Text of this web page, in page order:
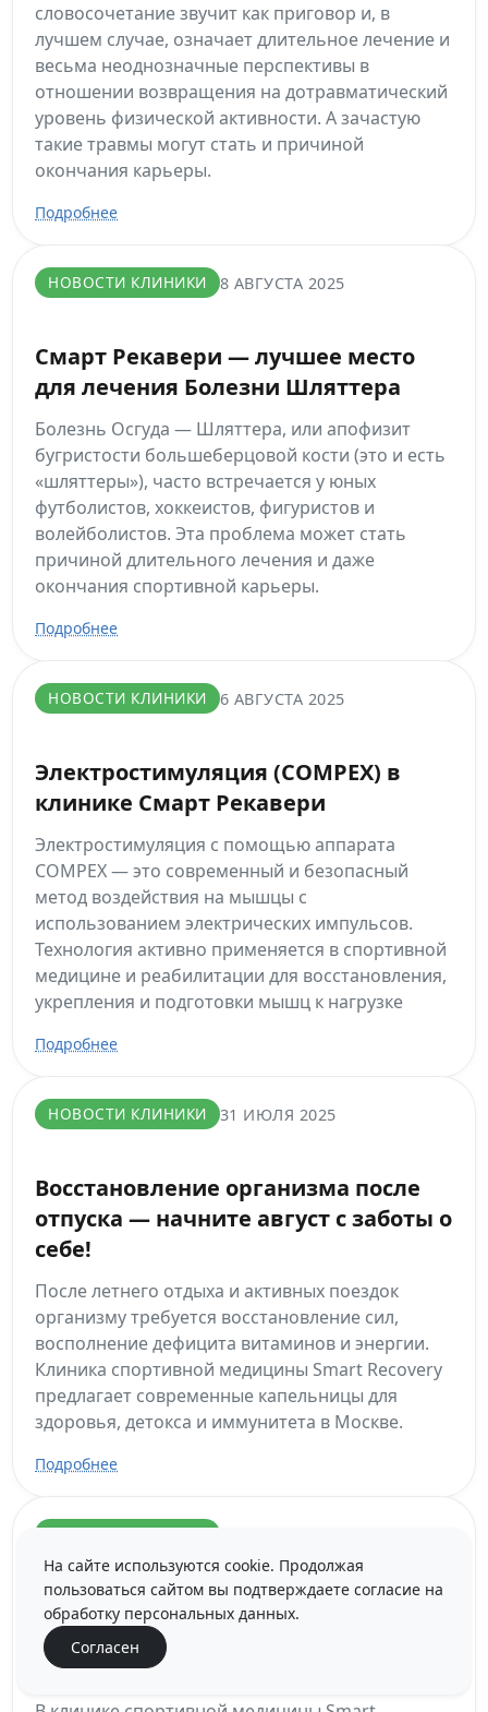
словосочетание звучит как приговор и, в
лучшем случае, означает длительное лечение и
весьма неоднозначные перспективы в
отношении возвращения на дотравматический
уровень физической активности. А зачастую
такие травмы могут стать и причиной
окончания карьеры.
Подробнее
НОВОСТИ КЛИНИКИ 8 АВГУСТА 2025
Смарт Рекавери — лучшее место
для лечения Болезни Шляттера
Болезнь Осгуда — Шляттера, или апофизит
бугристости большеберцовой кости (это и есть
«шляттеры»), часто встречается у юных
футболистов, хоккеистов, фигуристов и
волейболистов. Эта проблема может стать
причиной длительного лечения и даже
окончания спортивной карьеры.
Подробнее
НОВОСТИ КЛИНИКИ 6 АВГУСТА 2025
Электростимуляция (COMPEX) в
клинике Смарт Рекавери
Электростимуляция с помощью аппарата
COMPEX — это современный и безопасный
метод воздействия на мышцы с
использованием электрических импульсов.
Технология активно применяется в спортивной
медицине и реабилитации для восстановления,
укрепления и подготовки мышц к нагрузке
Подробнее
НОВОСТИ КЛИНИКИ 31 ИЮЛЯ 2025
Восстановление организма после
отпуска — начните август с заботы о
себе!
После летнего отдыха и активных поездок
организму требуется восстановление сил,
восполнение дефицита витаминов и энергии.
Клиника спортивной медицины Smart Recovery
предлагает современные капельницы для
здоровья, детокса и иммунитета в Москве.
Подробнее
НОВОСТИ КЛИНИКИ
Текар-терапия в «Смарт Рекавери»
– глубинное восстановление с
первого сеанса!
На сайте используются cookie. Продолжая
пользоваться сайтом вы подтверждаете согласие на
обработку персональных данных.
Согласен